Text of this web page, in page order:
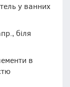
у ванних
біля
в